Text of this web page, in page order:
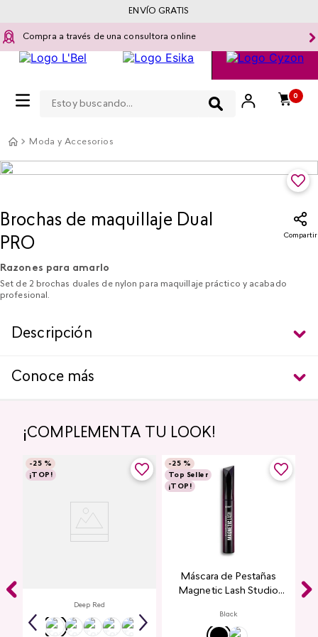
Compra a través de una consultora online
0
ENVÍO GRATIS
Moda y Accesorios
Brochas de maquillaje Dual
PRO
Compartir
Razones para amarlo
Set de 2 brochas duales de nylon para maquillaje práctico y acabado
profesional.
Descripción
Conoce más
¡COMPLEMENTA TU LOOK!
-25 %
¡TOP!
Deep Red
-25 %
Top Seller
¡TOP!
Máscara de Pestañas
Magnetic Lash Studio
Black